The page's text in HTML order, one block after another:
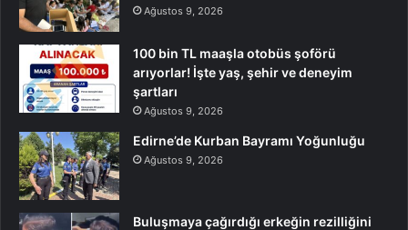
Ağustos 9, 2026
100 bin TL maaşla otobüs şoförü
arıyorlar! İşte yaş, şehir ve deneyim
şartları
Ağustos 9, 2026
Edirne’de Kurban Bayramı Yoğunluğu
Ağustos 9, 2026
Buluşmaya çağırdığı erkeğin rezilliğini